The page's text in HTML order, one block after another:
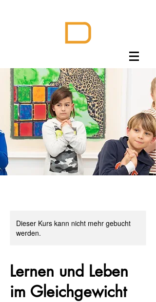
Dieser Kurs kann nicht mehr gebucht
werden.
Lernen und Leben
im Gleichgewicht